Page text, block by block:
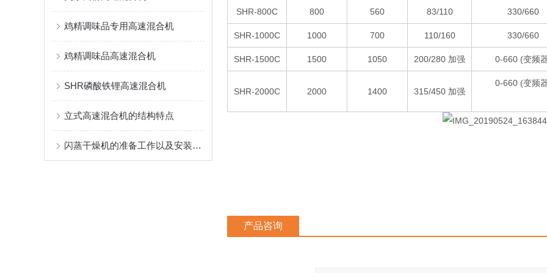
鸡精调味品专用高速混合机
鸡精调味品高速混合机
SHR磷酸铁锂高速混合机
立式高速混合机的结构特点
闪蒸干燥机的准备工作以及安装说明
SHR-800C 800 560 83/110 330/660
SHR-1000C 1000 700 110/160 330/660
SHR-1500C 1500 1050 200/280 加强 0-660 (变频
SHR-2000C 2000 1400 315/450 加强
0-660 (变频
产品咨询